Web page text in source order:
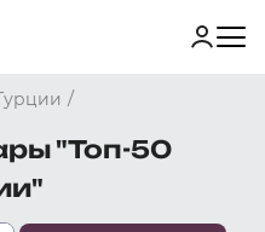
/
"Топ-50